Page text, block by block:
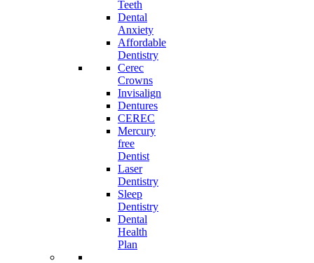
Teeth
Dental
Anxiety
Affordable
Dentistry
Cerec
Crowns
Invisalign
Dentures
CEREC
Mercury
free
Dentist
Laser
Dentistry
Sleep
Dentistry
Dental
Health
Plan